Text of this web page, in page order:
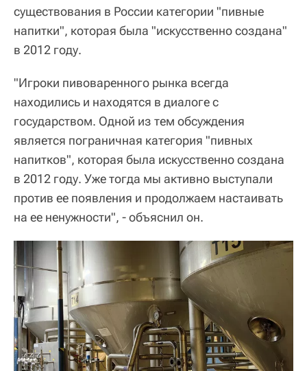
существования в России категории "пивные
напитки", которая была "искусственно создана"
в 2012 году.
"Игроки пивоваренного рынка всегда
находились и находятся в диалоге с
государством. Одной из тем обсуждения
является пограничная категория "пивных
напитков", которая была искусственно создана
в 2012 году. Уже тогда мы активно выступали
против ее появления и продолжаем настаивать
на ее ненужности", - объяснил он.